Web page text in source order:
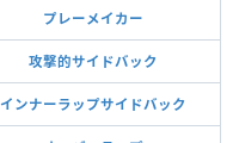
プレーメイカー
攻撃的サイドバック
インナーラップサイドバック